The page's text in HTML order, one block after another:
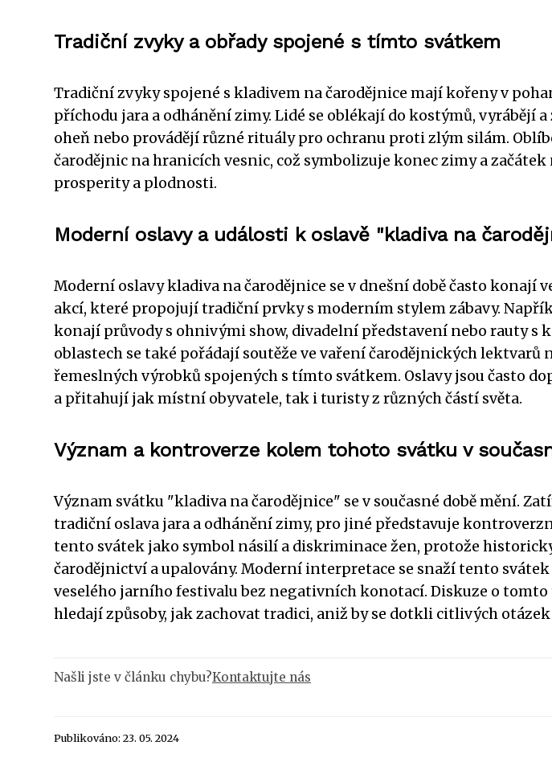
Tradiční zvyky a obřady spojené s tímto svátkem
Tradiční zvyky spojené s kladivem na čarodějnice mají kořeny v
příchodu jara a odhánění zimy. Lidé se oblékají do kostýmů, vyrábějí
oheň nebo provádějí různé rituály pro ochranu proti zlým silám.
čarodějnic na hranicích vesnic, což symbolizuje konec zimy a
prosperity a plodnosti.
Moderní oslavy a události k oslavě "kladiva na
Moderní oslavy kladiva na čarodějnice se v dnešní době často konají
akcí, které propojují tradiční prvky s moderním stylem zábavy.
konají průvody s ohnivými show, divadelní představení nebo rauty s
oblastech se také pořádají soutěže ve vaření čarodějnických lektvarů
řemeslných výrobků spojených s tímto svátkem. Oslavy jsou často
a přitahují jak místní obyvatele, tak i turisty z různých částí světa.
Význam a kontroverze kolem tohoto svátku v
Význam svátku "kladiva na čarodějnice" se v současné době mění.
tradiční oslava jara a odhánění zimy, pro jiné představuje
tento svátek jako symbol násilí a diskriminace žen, protože
čarodějnictví a upalovány. Moderní interpretace se snaží tento
veselého jarního festivalu bez negativních konotací. Diskuze o
hledají způsoby, jak zachovat tradici, aniž by se dotkli citlivých
Našli jste v článku chybu?Kontaktujte nás
Publikováno: 23. 05. 2024